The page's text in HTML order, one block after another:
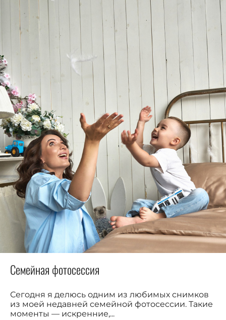
Семейная фотосессия
Сегодня я делюсь одним из любимых снимков
из моей недавней семейной фотосессии. Такие
моменты — искренние,...